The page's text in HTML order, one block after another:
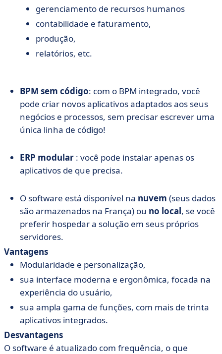
gerenciamento de recursos humanos
contabilidade e faturamento,
produção,
relatórios, etc.
BPM sem código: com o BPM integrado, você
pode criar novos aplicativos adaptados aos seus
negócios e processos, sem precisar escrever uma
única linha de código!
ERP modular : você pode instalar apenas os
aplicativos de que precisa.
O software está disponível na nuvem (seus dados
são armazenados na França) ou no local, se você
preferir hospedar a solução em seus próprios
servidores.
Vantagens
Modularidade e personalização,
sua interface moderna e ergonômica, focada na
experiência do usuário,
sua ampla gama de funções, com mais de trinta
aplicativos integrados.
Desvantagens
O software é atualizado com frequência, o que